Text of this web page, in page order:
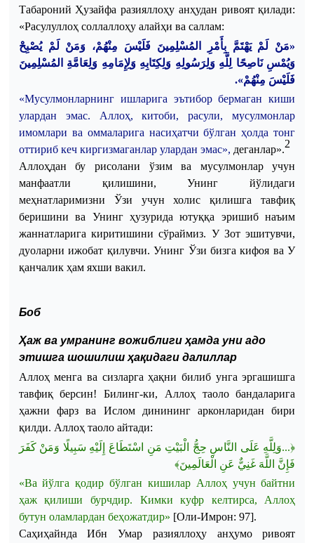
Табароний Ҳузайфа разияллоҳу анҳудан ривоят қилади:
«Расулуллоҳ соллаллоҳу алайҳи ва саллам:
«مَنْ لَمْ يَهْتَمَّ بِأَمْرِ المُسْلِمِينَ فَلَيْسَ مِنْهُمْ، وَمَنْ لَمْ يُصْبِحْ
وَيُمْسِ نَاصِحًا لِلَّهِ وَلِرَسُولِهِ وَلِكِتَابِهِ وَلِإِمَامِهِ وَلِعَامَّةِ المُسْلِمِينَ
فَلَيْسَ مِنْهُمْ».
«Мусулмонларнинг ишларига эътибор бермаган киши
улардан эмас. Аллоҳ, китоби, расули, мусулмонлар
имомлари ва оммаларига насиҳатчи бўлган ҳолда тонг
оттириб кеч киргизмаганлар улардан эмас», деганлар».2
Аллоҳдан бу рисолани ўзим ва мусулмонлар учун
манфаатли қилишини, Унинг йўлидаги
меҳнатларимизни Ўзи учун холис қилишга тавфиқ
беришини ва Унинг ҳузурида ютуққа эришиб наъим
жаннатларига киритишини сўраймиз. У Зот эшитувчи,
дуоларни ижобат қилувчи. Унинг Ўзи бизга кифоя ва У
қанчалик ҳам яхши вакил.
Боб
Ҳаж ва умранинг вожиблиги ҳамда уни адо
этишга шошилиш ҳақидаги далиллар
Аллоҳ менга ва сизларга ҳақни билиб унга эргашишга
тавфиқ берсин! Билинг-ки, Аллоҳ таоло бандаларига
ҳажни фарз ва Ислом динининг арконларидан бири
қилди. Аллоҳ таоло айтади:
﴿...وَلِلَّهِ عَلَى النَّاسِ حِجُّ الْبَيْتِ مَنِ اسْتَطَاعَ إِلَيْهِ سَبِيلًا وَمَنْ كَفَرَ
فَإِنَّ اللَّهَ غَنِيٌّ عَنِ الْعَالَمِينَ﴾
«Ва йўлга қодир бўлган кишилар Аллоҳ учун байтни
ҳаж
қилиши бурчдир. Кимки куфр келтирса, Аллоҳ
бутун оламлардан беҳожатдир» [Оли-Имрон: 97].
Саҳиҳайнда
Ибн Умар разияллоҳу анҳумо ривоят